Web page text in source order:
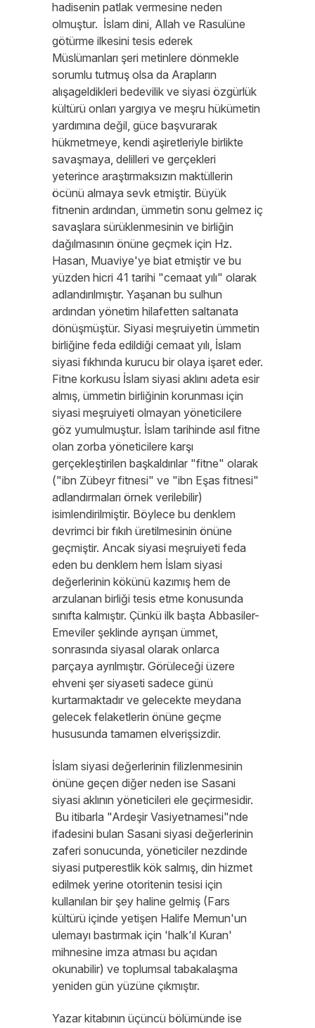
hadisenin patlak vermesine neden
olmuştur. İslam dini, Allah ve Rasulüne
götürme ilkesini tesis ederek
Müslümanları şeri metinlere dönmekle
sorumlu tutmuş olsa da Arapların
alışageldikleri bedevilik ve siyasi özgürlük
kültürü onları yargıya ve meşru hükümetin
yardımına değil, güce başvurarak
hükmetmeye, kendi aşiretleriyle birlikte
savaşmaya, delilleri ve gerçekleri
yeterince araştırmaksızın maktüllerin
öcünü almaya sevk etmiştir. Büyük
fitnenin ardından, ümmetin sonu gelmez iç
savaşlara sürüklenmesinin ve birliğin
dağılmasının önüne geçmek için Hz.
Hasan, Muaviye'ye biat etmiştir ve bu
yüzden hicri 41 tarihi "cemaat yılı" olarak
adlandırılmıştır. Yaşanan bu sulhun
ardından yönetim hilafetten saltanata
dönüşmüştür. Siyasi meşruiyetin ümmetin
birliğine feda edildiği cemaat yılı, İslam
siyasi fıkhında kurucu bir olaya işaret eder.
Fitne korkusu İslam siyasi aklını adeta esir
almış, ümmetin birliğinin korunması için
siyasi meşruiyeti olmayan yöneticilere
göz yumulmuştur. İslam tarihinde asıl fitne
olan zorba yöneticilere karşı
gerçekleştirilen başkaldırılar "fitne" olarak
("ibn Zübeyr fitnesi" ve "ibn Eşas fitnesi"
adlandırmaları örnek verilebilir)
isimlendirilmiştir. Böylece bu denklem
devrimci bir fıkıh üretilmesinin önüne
geçmiştir. Ancak siyasi meşruiyeti feda
eden bu denklem hem İslam siyasi
değerlerinin kökünü kazımış hem de
arzulanan birliği tesis etme konusunda
sınıfta kalmıştır. Çünkü ilk başta Abbasiler-
Emeviler şeklinde ayrışan ümmet,
sonrasında siyasal olarak onlarca
parçaya ayrılmıştır. Görüleceği üzere
ehveni şer siyaseti sadece günü
kurtarmaktadır ve gelecekte meydana
gelecek felaketlerin önüne geçme
hususunda tamamen elverişsizdir.
İslam siyasi değerlerinin filizlenmesinin
önüne geçen diğer neden ise Sasani
siyasi aklının yöneticileri ele geçirmesidir.
Bu itibarla "Ardeşir Vasiyetnamesi"nde
ifadesini bulan Sasani siyasi değerlerinin
zaferi sonucunda, yöneticiler nezdinde
siyasi putperestlik kök salmış, din hizmet
edilmek yerine otoritenin tesisi için
kullanılan bir şey haline gelmiş (Fars
kültürü içinde yetişen Halife Memun'un
ulemayı bastırmak için 'halk'ıl Kuran'
mihnesine imza atması bu açıdan
okunabilir) ve toplumsal tabakalaşma
yeniden gün yüzüne çıkmıştır.
Yazar kitabının üçüncü bölümünde ise